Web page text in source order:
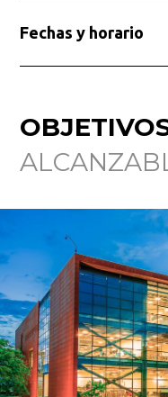
Fechas y horario